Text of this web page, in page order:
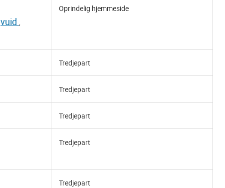
vuid ,
Oprindelig hjemmeside
Tredjepart
Tredjepart
Tredjepart
Tredjepart
Tredjepart